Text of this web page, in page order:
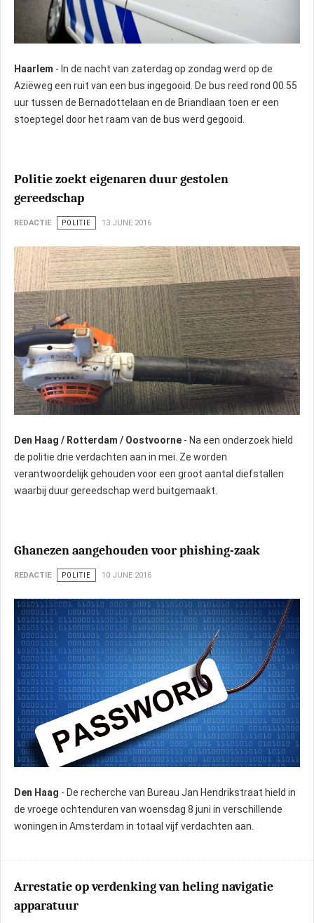
Haarlem - In de nacht van zaterdag op zondag werd op de
Aziëweg een ruit van een bus ingegooid. De bus reed rond 00.55
uur tussen de Bernadottelaan en de Briandlaan toen er een
stoeptegel door het raam van de bus werd gegooid.
Politie zoekt eigenaren duur gestolen
gereedschap
REDACTIE POLITIE 13 JUNE 2016
Den Haag / Rotterdam / Oostvoorne - Na een onderzoek hield
de politie drie verdachten aan in mei. Ze worden
verantwoordelijk gehouden voor een groot aantal diefstallen
waarbij duur gereedschap werd buitgemaakt.
Ghanezen aangehouden voor phishing-zaak
REDACTIE POLITIE 10 JUNE 2016
Den Haag - De recherche van Bureau Jan Hendrikstraat hield in
de vroege ochtenduren van woensdag 8 juni in verschillende
woningen in Amsterdam in totaal vijf verdachten aan.
Arrestatie op verdenking van heling navigatie
apparatuur